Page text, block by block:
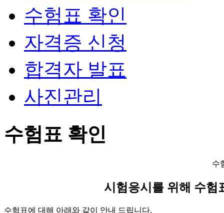
수험표 확인
자격증 신청
합격자 발표
사진관리
수험표 확인
수
시험응시를 위해 수험
수험표에 대해 아래와 같이 안내 드립니다.